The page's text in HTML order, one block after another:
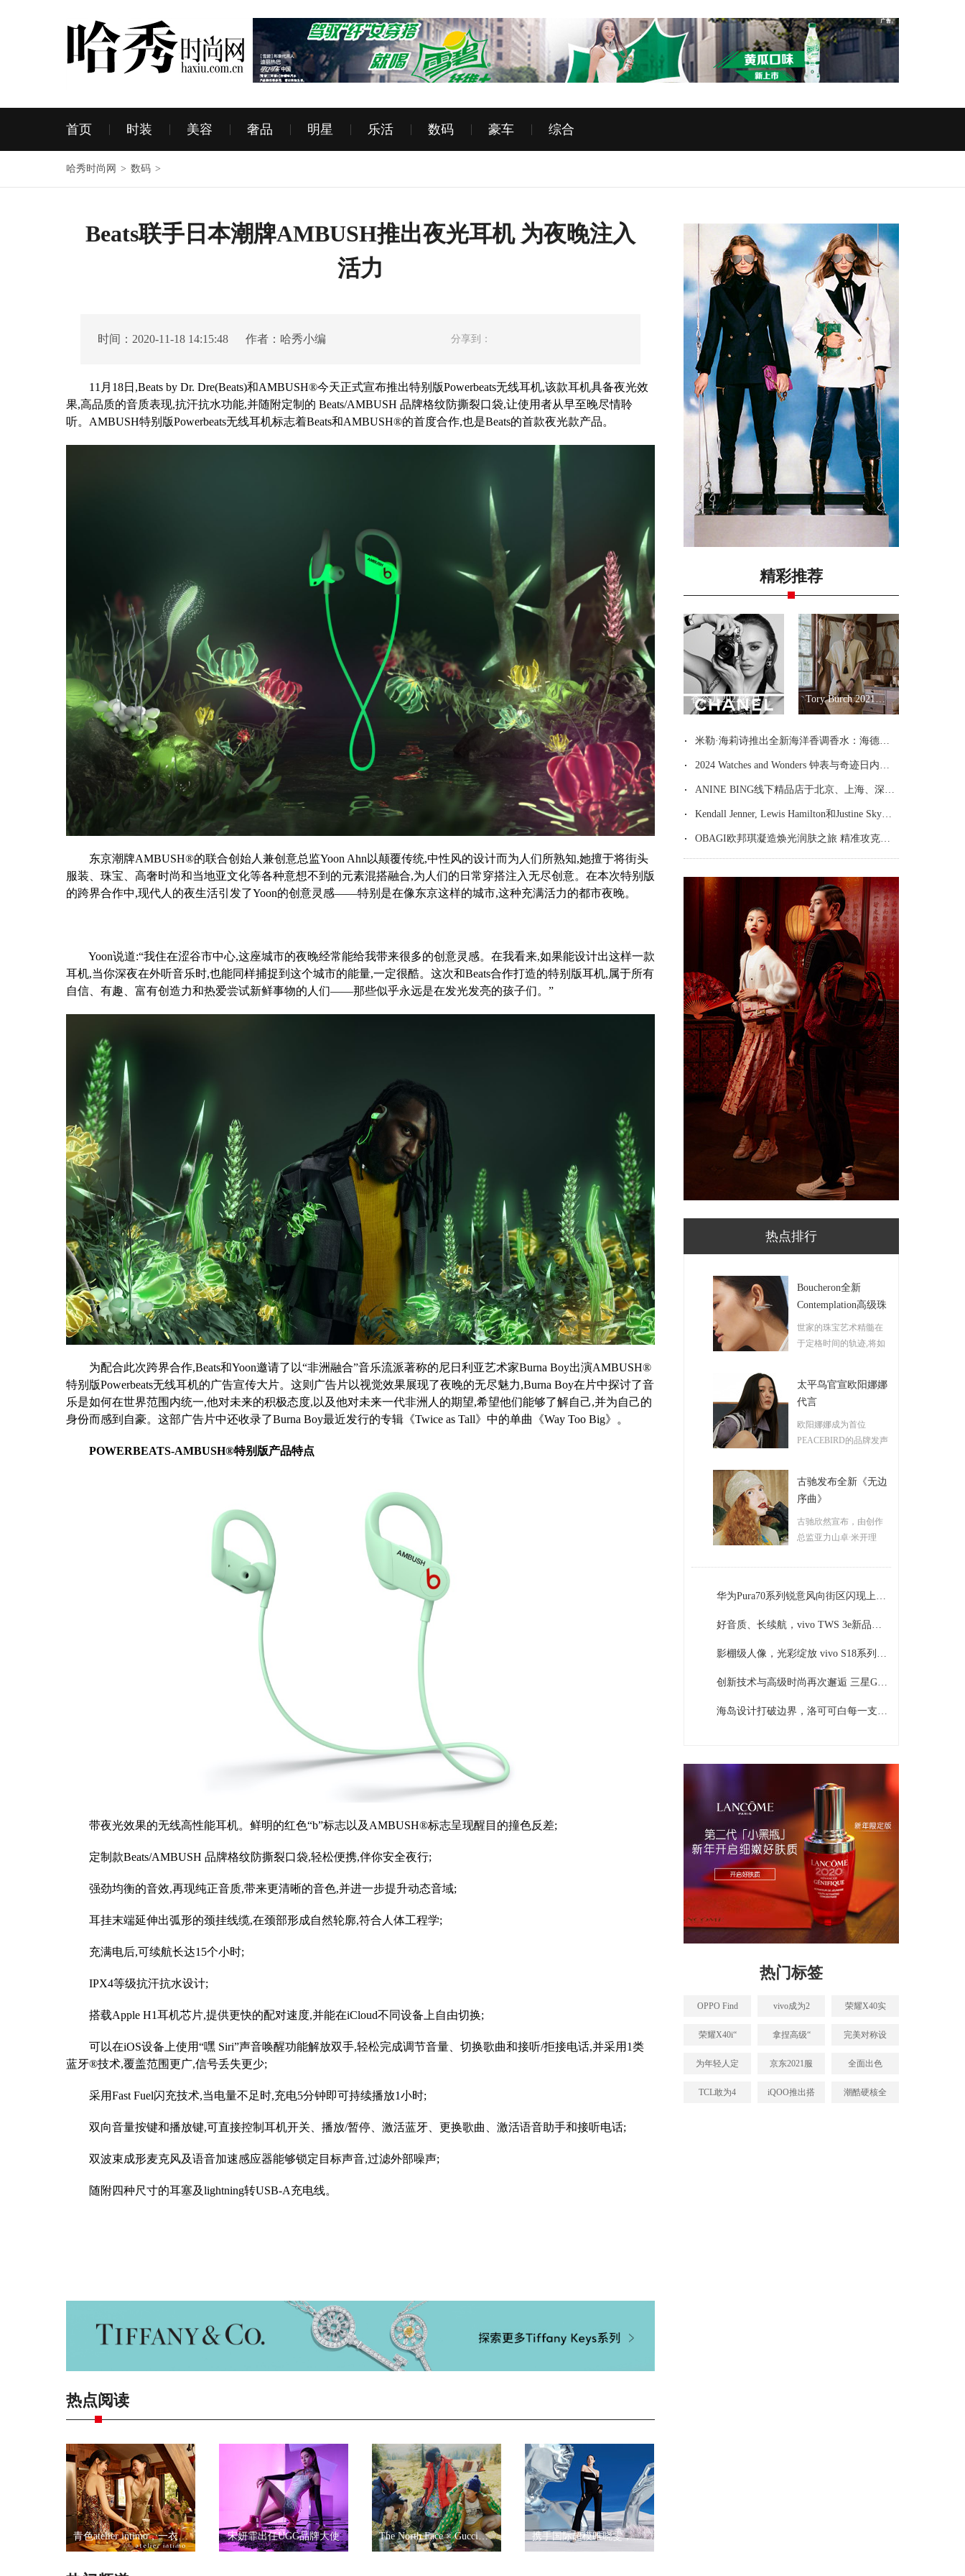
首页 时装 美容 奢品 明星 乐活 数码 豪车 综合
哈秀时尚网 > 数码 >
Beats联手日本潮牌AMBUSH推出夜光耳机 为夜晚注入
活力
时间：2020-11-18 14:15:48 作者：哈秀小编 分享到：
11月18日,Beats by Dr. Dre(Beats)和AMBUSH®今天正式宣布推出特别版Powerbeats无线耳机,该款耳机具备夜光效
果,高品质的音质表现,抗汗抗水功能,并随附定制的 Beats/AMBUSH 品牌格纹防撕裂口袋,让使⽤者从早至晚尽情聆
听。AMBUSH特别版Powerbeats无线耳机标志着Beats和AMBUSH®的首度合作,也是Beats的首款夜光款产品。
东京潮牌AMBUSH®的联合创始人兼创意总监Yoon Ahn以颠覆传统,中性风的设计而为人们所熟知,她擅于将街头
服装、珠宝、高奢时尚和当地亚文化等各种意想不到的元素混搭融合,为人们的日常穿搭注入无尽创意。在本次特别版
的跨界合作中,现代人的夜生活引发了Yoon的创意灵感——特别是在像东京这样的城市,这种充满活力的都市夜晚。
Yoon说道:“我住在涩谷市中心,这座城市的夜晚经常能给我带来很多的创意灵感。在我看来,如果能设计出这样一款
耳机,当你深夜在外听音乐时,也能同样捕捉到这个城市的能量,一定很酷。这次和Beats合作打造的特别版耳机,属于所有
自信、有趣、富有创造力和热爱尝试新鲜事物的人们——那些似乎永远是在发光发亮的孩子们。”
为配合此次跨界合作,Beats和Yoon邀请了以“非洲融合”音乐流派著称的尼日利亚艺术家Burna Boy出演AMBUSH®
特别版Powerbeats无线耳机的广告宣传大片。这则广告片以视觉效果展现了夜晚的无尽魅力,Burna Boy在片中探讨了音
乐是如何在世界范围内统一,他对未来的积极态度,以及他对未来一代非洲人的期望,希望他们能够了解自己,并为自己的
身份而感到自豪。这部广告片中还收录了Burna Boy最近发行的专辑《Twice as Tall》中的单曲《Way Too Big》。
POWERBEATS-AMBUSH®特别版产品特点
带夜光效果的无线高性能耳机。鲜明的红⾊“b”标志以及AMBUSH®标志呈现醒目的撞⾊反差;
定制款Beats/AMBUSH 品牌格纹防撕裂⼝袋,轻松便携,伴你安全夜⾏;
强劲均衡的音效,再现纯正音质,带来更清晰的音色,并进一步提升动态音域;
耳挂末端延伸出弧形的颈挂线缆,在颈部形成自然轮廓,符合人体工程学;
充满电后,可续航长达15个小时;
IPX4等级抗汗抗水设计;
搭载Apple H1耳机芯片,提供更快的配对速度,并能在iCloud不同设备上自由切换;
可以在iOS设备上使用“嘿 Siri”声音唤醒功能解放双手,轻松完成调节音量、切换歌曲和接听/拒接电话,并采用1类
蓝牙®技术,覆盖范围更广,信号丢失更少;
采用Fast Fuel闪充技术,当电量不足时,充电5分钟即可持续播放1小时;
双向音量按键和播放键,可直接控制耳机开关、播放/暂停、激活蓝牙、更换歌曲、激活语音助手和接听电话;
双波束成形麦克风及语音加速感应器能够锁定目标声音,过滤外部噪声;
随附四种尺寸的耳塞及lightning转USB-A充电线。
热点阅读
青色atelier intimo，一衣一带尽显优雅 宋妍霏出任UGG品牌大使 The North Face × Gucci联名系列 携手国际超模雎晓雯，走入未来幻境——STACCATO 2021春夏
精彩推荐
香奈儿2022春夏高级成衣系列 Tory Burch 2021春夏系列
米勒·海莉诗推出全新海洋香调香水：海德拉之水
2024 Watches and Wonders 钟表与奇迹日内瓦高级钟表展 全新表款作品瞩目亮相
ANINE BING线下精品店于北京、上海、深圳焕然启幕
Kendall Jenner, Lewis Hamilton和Justine Skye身穿TOMMY HILFIGER现身迈阿密大奖赛
OBAGI欧邦琪凝造焕光润肤之旅 精准攻克皮肤衰老暗沉
热点排行
Boucheron全新
Contemplation高级珠
宝系列
世家的珠宝艺术精髓在
于定格时间的轨迹,将如
太平鸟官宣欧阳娜娜
代言
欧阳娜娜成为首位
PEACEBIRD的品牌发声
<详情>
古驰发布全新《无边
序曲》
古驰欣然宣布，由创作
总监亚力山卓∙米开理
的《无边序曲》...<详情
华为Pura70系列锐意风向街区闪现上海外滩，演绎先锋科技美学
好音质、长续航，vivo TWS 3e新品发布，沉浸环绕音质打造音乐头等舱
影棚级人像，光彩绽放 vivo S18系列正式发布
创新技术与高级时尚再次邂逅 三星Galaxy Z Flip5 Maison Margiela限量版正式发布
海岛设计打破边界，洛可可白每一支都独一无二，华为P60系列正式发布
热门标签
OPPO Find vivo成为2 荣耀X40实
荣耀X40i“ 拿捏高级“ 完美对称设
为年轻人定 京东2021服 全面出色
TCL敢为4 iQOO推出搭 潮酷硬核全